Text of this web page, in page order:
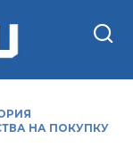
НА ПОКУПКУ